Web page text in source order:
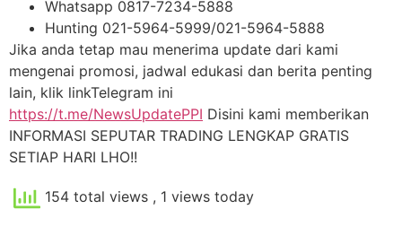
Whatsapp 0817-7234-5888
Hunting 021-5964-5999/021-5964-5888
Jika anda tetap mau menerima update dari kami
mengenai promosi, jadwal edukasi dan berita penting
lain, klik linkTelegram ini
https://t.me/NewsUpdatePPI Disini kami memberikan
INFORMASI SEPUTAR TRADING LENGKAP GRATIS
SETIAP HARI LHO!!
154 total views , 1 views today